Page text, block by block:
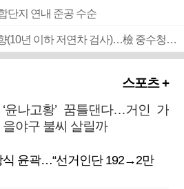
단지 연내 준공 수순
■ 검사 신분 버리고 직급하향(10년 이하 저연차 검사)…檢 중수청행 기피
스포츠 +
‘윤나고황’ 꿈틀댄다…거인 가
을야구 불씨 살릴까
식 윤곽…“선거인단 192→2만